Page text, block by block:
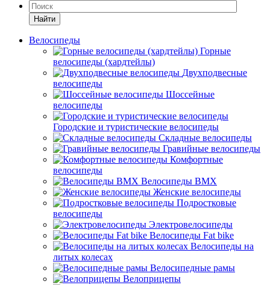
Найти
Велосипеды
Горные
велосипеды (хардтейлы)
Двухподвесные
велосипеды
Шоссейные
велосипеды
Городские и туристические велосипеды
Складные велосипеды
Гравийные велосипеды
Комфортные
велосипеды
Велосипеды BMX
Женские велосипеды
Подростковые
велосипеды
Электровелосипеды
Велосипеды Fat bike
Велосипеды на
литых колесах
Велосипедные рамы
Велоприцепы